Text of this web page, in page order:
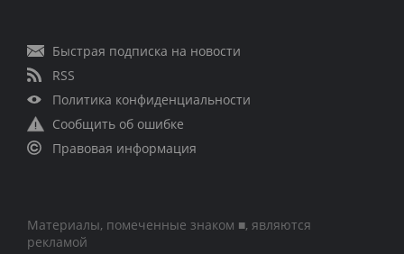
Быстрая подписка на новости
RSS
Политика конфиденциальности
Сообщить об ошибке
Правовая информация
Материалы, помеченные знаком ■, являются
рекламой